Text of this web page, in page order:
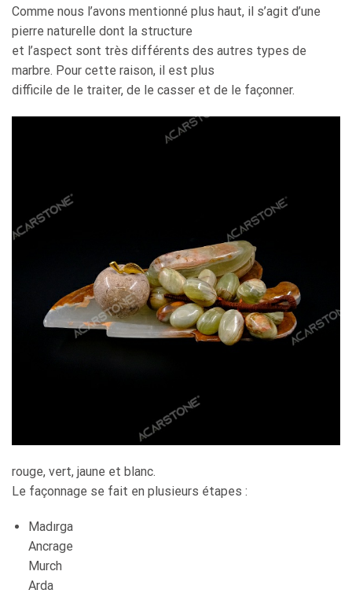
Comme nous l’avons mentionné plus haut, il s’agit d’une
pierre naturelle dont la structure
et l’aspect sont très différents des autres types de
marbre. Pour cette raison, il est plus
difficile de le traiter, de le casser et de le façonner.
rouge, vert, jaune et blanc.
Le façonnage se fait en plusieurs étapes :
Madırga
Ancrage
Murch
Arda